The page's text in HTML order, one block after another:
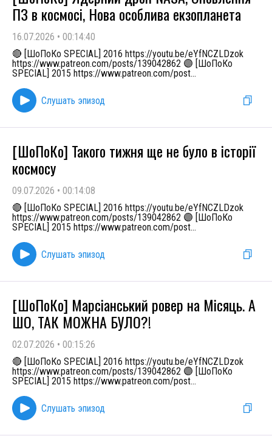
ПЗ в космосі, Нова особлива екзопланета
16.07.2026 • 00:14:40
🔴 [ШоПоКо SPECIAL] 2016 https://youtu.be/eYfNCZLDzok
https://www.patreon.com/posts/139042862 🟣 [ШоПоКо
SPECIAL] 2015 https://www.patreon.com/post...
Слушать эпизод
[ШоПоКо] Такого тижня ще не було в історії
космосу
09.07.2026 • 00:14:08
🔴 [ШоПоКо SPECIAL] 2016 https://youtu.be/eYfNCZLDzok
https://www.patreon.com/posts/139042862 🟣 [ШоПоКо
SPECIAL] 2015 https://www.patreon.com/post...
Слушать эпизод
[ШоПоКо] Марсіанський ровер на Місяць. А
ШО, ТАК МОЖНА БУЛО?!
02.07.2026 • 00:15:26
🔴 [ШоПоКо SPECIAL] 2016 https://youtu.be/eYfNCZLDzok
https://www.patreon.com/posts/139042862 🟣 [ШоПоКо
SPECIAL] 2015 https://www.patreon.com/post...
Слушать эпизод